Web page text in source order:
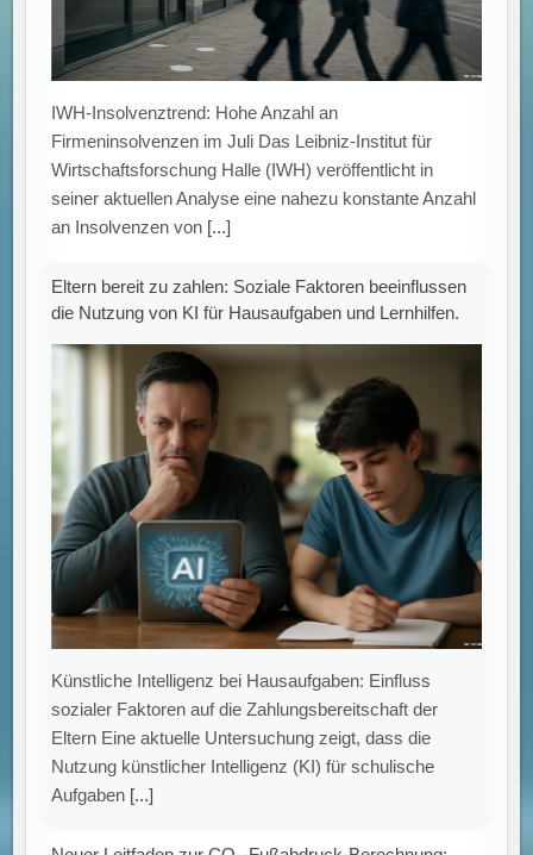
IWH-Insolvenztrend: Hohe Anzahl an
Firmeninsolvenzen im Juli Das Leibniz-Institut für
Wirtschaftsforschung Halle (IWH) veröffentlicht in
seiner aktuellen Analyse eine nahezu konstante Anzahl
an Insolvenzen von [...]
Eltern bereit zu zahlen: Soziale Faktoren beeinflussen
die Nutzung von KI für Hausaufgaben und Lernhilfen.
Künstliche Intelligenz bei Hausaufgaben: Einfluss
sozialer Faktoren auf die Zahlungsbereitschaft der
Eltern Eine aktuelle Untersuchung zeigt, dass die
Nutzung künstlicher Intelligenz (KI) für schulische
Aufgaben [...]